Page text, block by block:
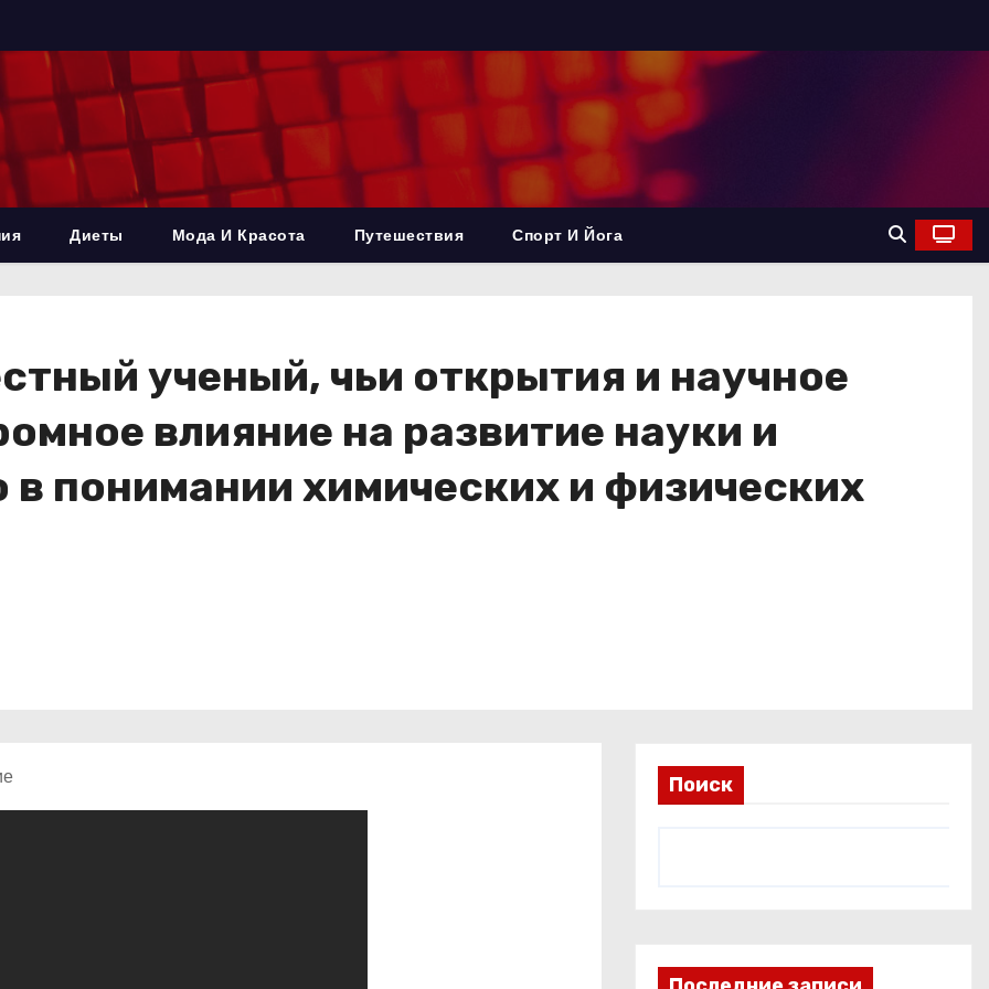
Диеты Мода И Красота Путешествия Спорт И Йога
ученый, чьи открытия и научное
влияние на развитие науки и
понимании химических и физических
Поиск